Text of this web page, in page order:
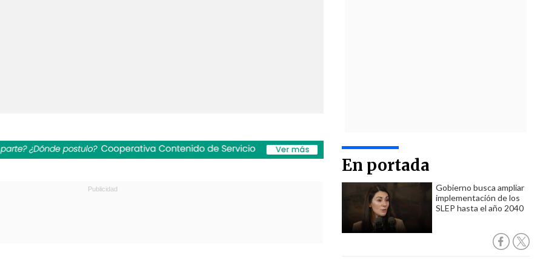
En portada
Gobierno busca ampliar
implementación de los
SLEP hasta el año 2040